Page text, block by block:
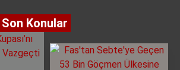
Son Konular